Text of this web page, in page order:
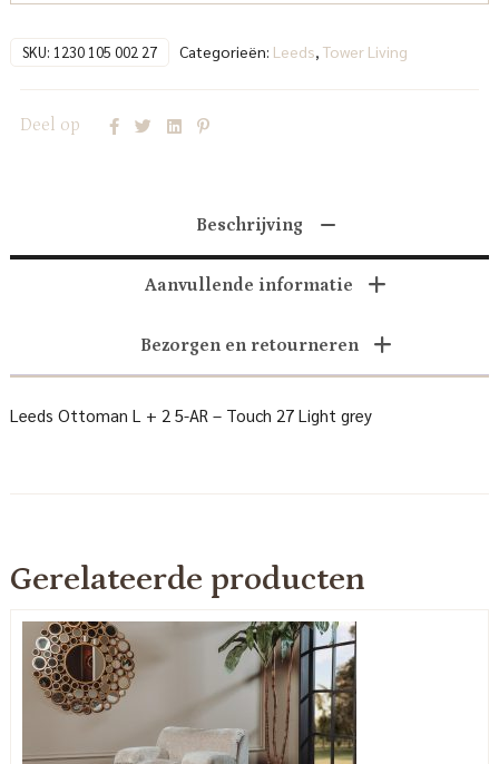
SKU: 1230 105 002 27 Categorieën: Leeds Tower Living
Deel op
Beschrijving
Aanvullende informatie
Bezorgen en retourneren
Leeds Ottoman L + 2 5-AR – Touch 27 Light grey
Gerelateerde producten